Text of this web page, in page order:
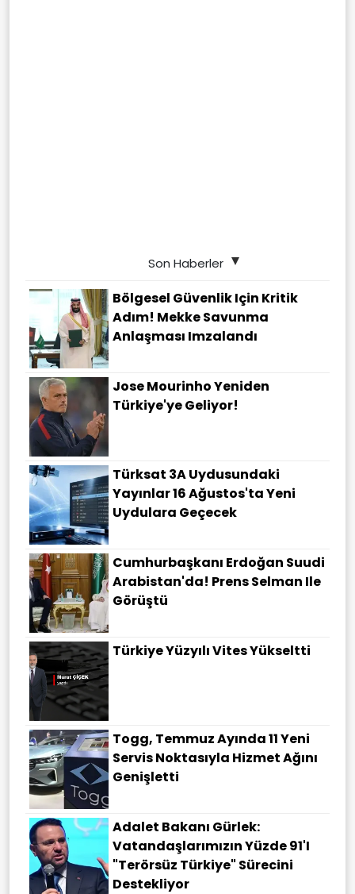
Son Haberler
Bölgesel Güvenlik Için Kritik
Adım! Mekke Savunma
Anlaşması Imzalandı
Jose Mourinho Yeniden
Türkiye'ye Geliyor!
Türksat 3A Uydusundaki
Yayınlar 16 Ağustos'ta Yeni
Uydulara Geçecek
Cumhurbaşkanı Erdoğan Suudi
Arabistan'da! Prens Selman Ile
Görüştü
Türkiye Yüzyılı Vites Yükseltti
Togg, Temmuz Ayında 11 Yeni
Servis Noktasıyla Hizmet Ağını
Genişletti
Adalet Bakanı Gürlek:
Vatandaşlarımızın Yüzde 91'i
"Terörsüz Türkiye" Sürecini
Destekliyor